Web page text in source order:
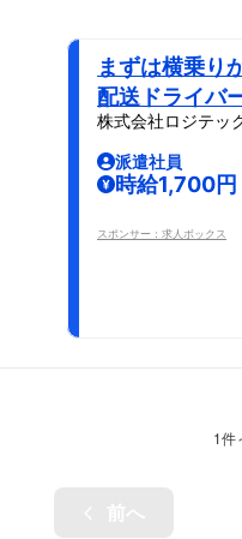
まずは横乗り
配送ドライバ
株式会社ロジテッ
派遣社員
時給1,700円
スポンサー：求人ボックス
1件